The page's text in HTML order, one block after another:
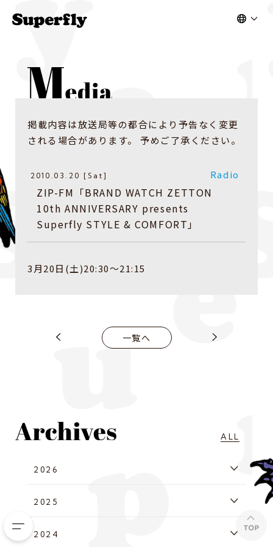
掲載内容は放送局等の都合により予告なく変更
される場合があります。 予めご了承ください。
2010.03.20 [Sat] Radio
ZIP-FM「BRAND WATCH ZETTON
10th ANNIVERSARY presents
Superfly STYLE & COMFORT」
3月20日(土)20:30～21:15
一覧へ
ALL
2026
2025
2024